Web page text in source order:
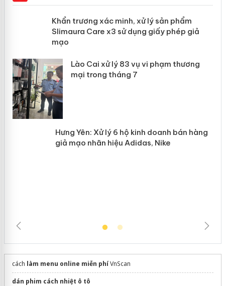
Khẩn trương xác minh, xử lý sản phẩm
Slimaura Care x3 sử dụng giấy phép
cách làm menu online miễn phíVnScan
dán phim cách nhiệt ô tô